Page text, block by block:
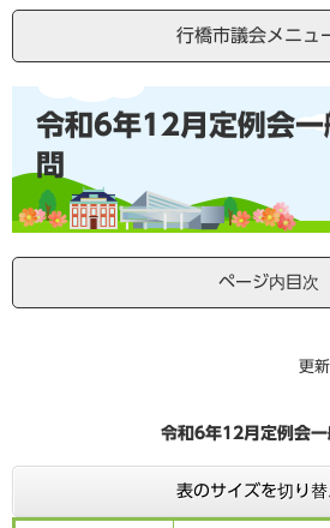
行橋市議会メニュ
令和6年12月定例会一
問
ページ内目次
更
令和6年12月定例会一
表のサイズを切り替